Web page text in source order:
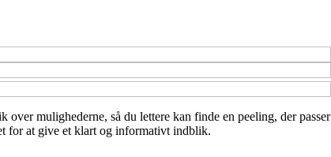
mulighederne, så du lettere kan finde en peeling, der passer
for at give et klart og informativt indblik.